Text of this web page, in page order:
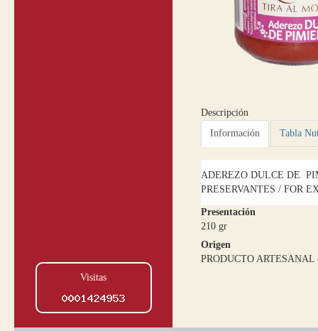
Descripción
Información
Tabla
ADEREZO DULCE DE
PRESERVANTES / FOR
Presentación
210 gr
Origen
PRODUCTO
Visitas